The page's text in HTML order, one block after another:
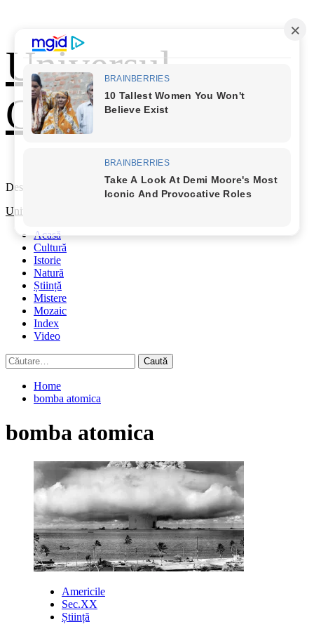
content
Universul
Cunoașterii
Descoperă Lumea
Primary
Universul Cunoașterii
Acasă
Cultură
Istorie
Natură
Știință
Mistere
Mozaic
Index
Video
Caută
după:
Home
bomba atomica
bomba atomica
Americile
Sec.XX
Știință